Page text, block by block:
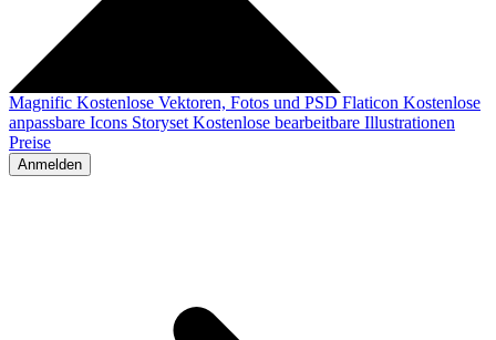
Magnific Kostenlose Vektoren, Fotos und PSD Flaticon Kostenlose
anpassbare Icons Storyset Kostenlose bearbeitbare Illustrationen
Preise
Anmelden